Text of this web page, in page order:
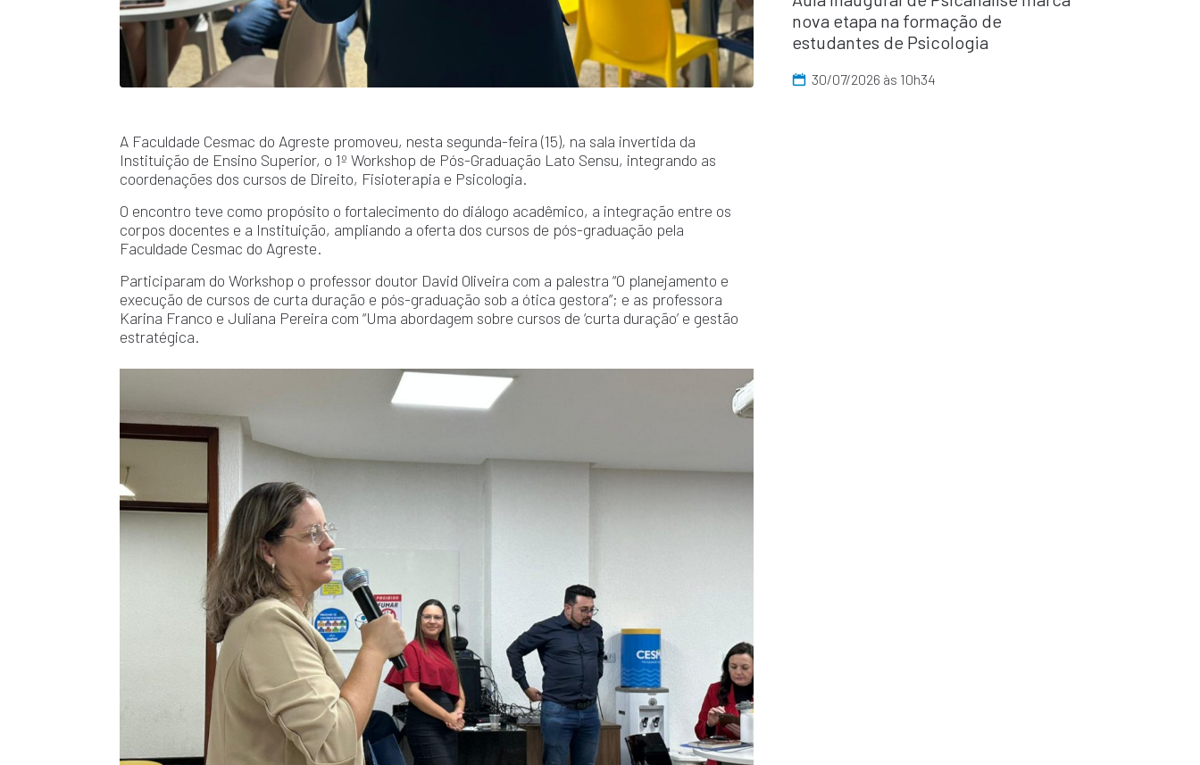
A Faculdade Cesmac do Agreste promoveu, nesta segunda-feira (15), na sala invertida da
Instituição de Ensino Superior, o 1º Workshop de Pós-Graduação Lato Sensu, integrando as
coordenações dos cursos de Direito, Fisioterapia e Psicologia.
O encontro teve como propósito o fortalecimento do diálogo acadêmico, a integração entre os
corpos docentes e a Instituição, ampliando a oferta dos cursos de pós-graduação pela
Faculdade Cesmac do Agreste.
Participaram do Workshop o professor doutor David Oliveira com a palestra “O planejamento e
execução de cursos de curta duração e pós-graduação sob a ótica gestora”; e as professora
Karina Franco e Juliana Pereira com “Uma abordagem sobre cursos de ‘curta duração’ e gestão
estratégica.
nova etapa na formação de
estudantes de Psicologia
30/07/2026 às 10h34